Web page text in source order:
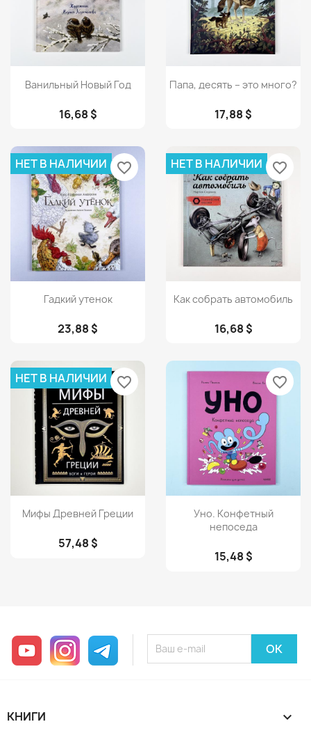
 Просмотр
Ванильный Новый Год
16,68 $
Просмотр
Папа, десять – это много?
17,88 $
Просмотр
Гадкий утенок
23,88 $
НЕТ В НАЛИЧИИ favorite_border
Просмотр
Как собрать автомобиль
16,68 $
НЕТ В НАЛИЧИИ favorite_border
Просмотр
Мифы Древней Греции
57,48 $
НЕТ В НАЛИЧИИ favorite_border
 Просмотр
Уно. Конфетный
непоседа
15,48 $
favorite_border
YouTube InstagramTelegram
КНИГИ 